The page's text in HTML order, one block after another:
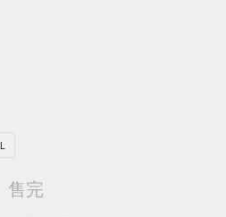
售完